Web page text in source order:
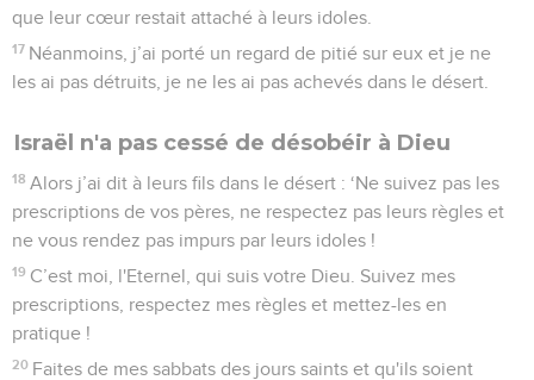
que leur cœur restait attaché à leurs idoles.
17 Néanmoins, j’ai porté un regard de pitié sur eux et je ne
les ai pas détruits, je ne les ai pas achevés dans le désert.
Israël n'a pas cessé de désobéir à Dieu
18 Alors j’ai dit à leurs fils dans le désert : ‘Ne suivez pas les
prescriptions de vos pères, ne respectez pas leurs règles et
ne vous rendez pas impurs par leurs idoles !
19 C’est moi, l'Eternel, qui suis votre Dieu. Suivez mes
prescriptions, respectez mes règles et mettez-les en
pratique !
20 Faites de mes sabbats des jours saints et qu'ils soient